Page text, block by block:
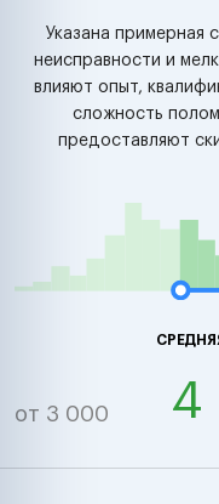
Указана примерная
неисправности и
влияют опыт,
сложность
предоставляют
от 3 000 4